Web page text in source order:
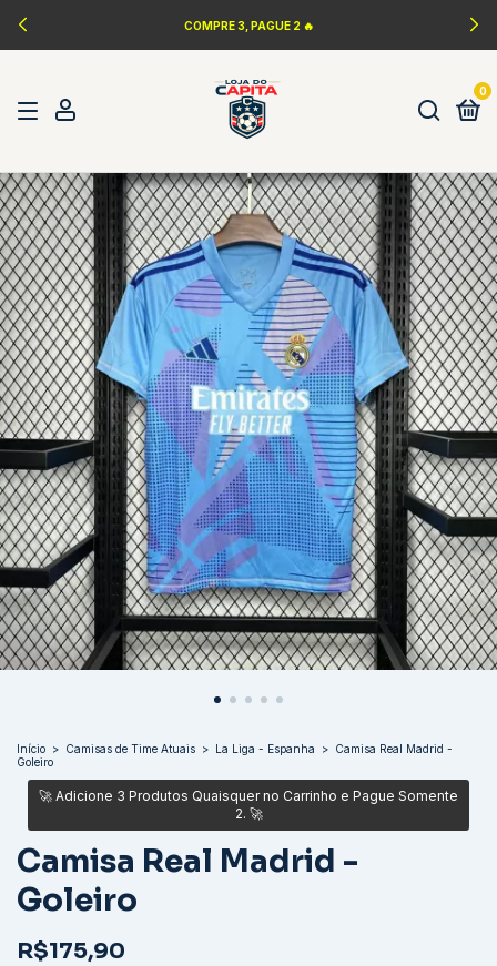
COMPRE 3, PAGUE 2 🔥
0
Início > Camisas de Time Atuais > La Liga - Espanha > Camisa Real Madrid -
Goleiro
Camisa Real Madrid -
Goleiro
R$175,90